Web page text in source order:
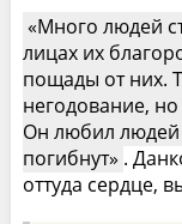
Много людей
лицах их
пощады от них.
негодование,
Он любил людей
погибнут .
оттуда сердце,